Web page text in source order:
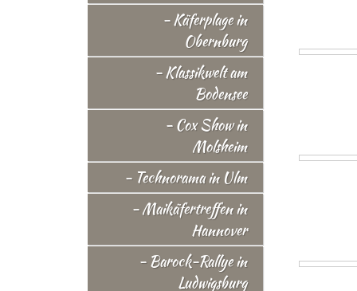
- Käferplage in
Obernburg
- Klassikwelt am
Bodensee
- Cox Show in
Molsheim
- Technorama in Ulm
- Maikäfertreffen in
Hannover
- Barock-Rallye in
Ludwigsburg